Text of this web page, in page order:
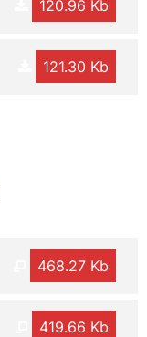
120.96 Kb
121.30 Kb
468.27 Kb
419.66 Kb